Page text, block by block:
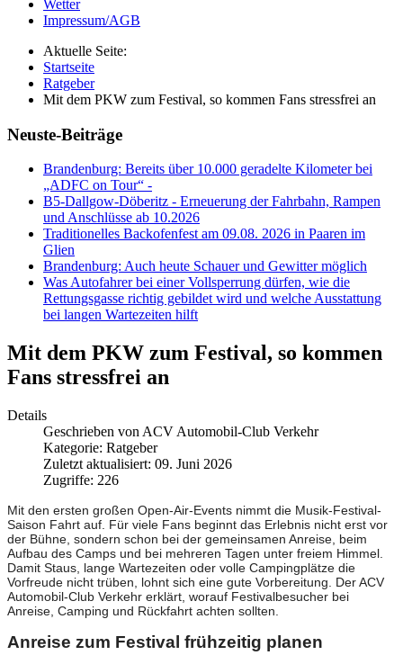
Wetter
Impressum/AGB
Aktuelle Seite:
Startseite
Ratgeber
Mit dem PKW zum Festival, so kommen Fans stressfrei an
Neuste-Beiträge
Brandenburg: Bereits über 10.000 geradelte Kilometer bei
„ADFC on Tour“ -
B5-Dallgow-Döberitz - Erneuerung der Fahrbahn, Rampen
und Anschlüsse ab 10.2026
Traditionelles Backofenfest am 09.08. 2026 in Paaren im
Glien
Brandenburg: Auch heute Schauer und Gewitter möglich
Was Autofahrer bei einer Vollsperrung dürfen, wie die
Rettungsgasse richtig gebildet wird und welche Ausstattung
bei langen Wartezeiten hilft
Mit dem PKW zum Festival, so kommen
Fans stressfrei an
Details
Geschrieben von ACV Automobil-Club Verkehr
Kategorie: Ratgeber
Zuletzt aktualisiert: 09. Juni 2026
Zugriffe: 226
Mit den ersten großen Open-Air-Events nimmt die Musik-Festival-
Saison Fahrt auf. Für viele Fans beginnt das Erlebnis nicht erst vor
der Bühne, sondern schon bei der gemeinsamen Anreise, beim
Aufbau des Camps und bei mehreren Tagen unter freiem Himmel.
Damit Staus, lange Wartezeiten oder volle Campingplätze die
Vorfreude nicht trüben, lohnt sich eine gute Vorbereitung. Der ACV
Automobil-Club Verkehr erklärt, worauf Festivalbesucher bei
Anreise, Camping und Rückfahrt achten sollten.
Anreise zum Festival frühzeitig planen